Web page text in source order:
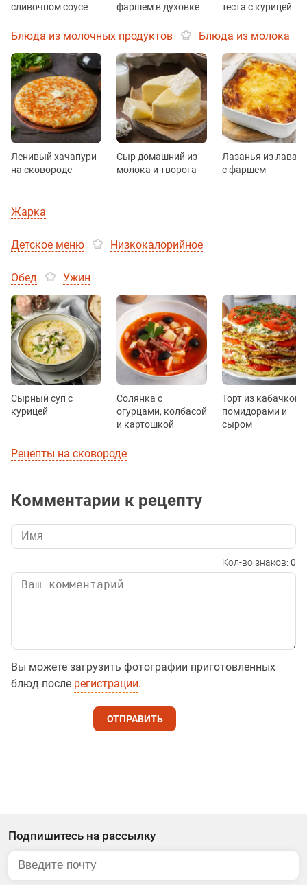
сливочном соусе
фаршем в духовке
теста с курицей
Блюда из молочных продуктов Блюда из молока
Ленивый хачапури
на сковороде
Сыр домашний из
молока и творога
Лазанья из
с фаршем
Жарка
Детское меню Низкокалорийное
Обед Ужин
Сырный суп с
курицей
Солянка с
огурцами, колбасой
и картошкой
Торт из кабачков с
помидорами и
сыром
Рецепты на сковороде
Комментарии к рецепту
Кол-во знаков: 0
Вы можете загрузить фотографии приготовленных
блюд после регистрации.
ОТПРАВИТЬ
Подпишитесь на рассылку